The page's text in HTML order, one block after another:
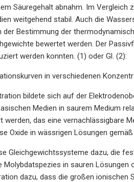
Säuregehalt abnahm. Im
weitgehend stabil. Auch die
der Bestimmung der
bewertet werden. Der
werden konnten. (1) oder Gl. (2):
in verschiedenen
bildete sich auf der
Medien in saurem Medium
werden, das eine vernachlässigbare
Oxide in wässrigen Lösungen
Gleichgewichtssysteme dazu, die
in sauren
dazu, dass die großen